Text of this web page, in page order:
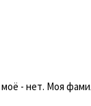
- нет. Моя